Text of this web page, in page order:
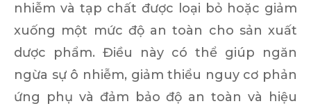
nhiễm và tạp chất được loại bỏ hoặc giảm
xuống một mức độ an toàn cho sản xuất
dược phẩm. Điều này có thể giúp ngăn
ngừa sự ô nhiễm, giảm thiểu nguy cơ phản
ứng phụ và đảm bảo độ an toàn và hiệu